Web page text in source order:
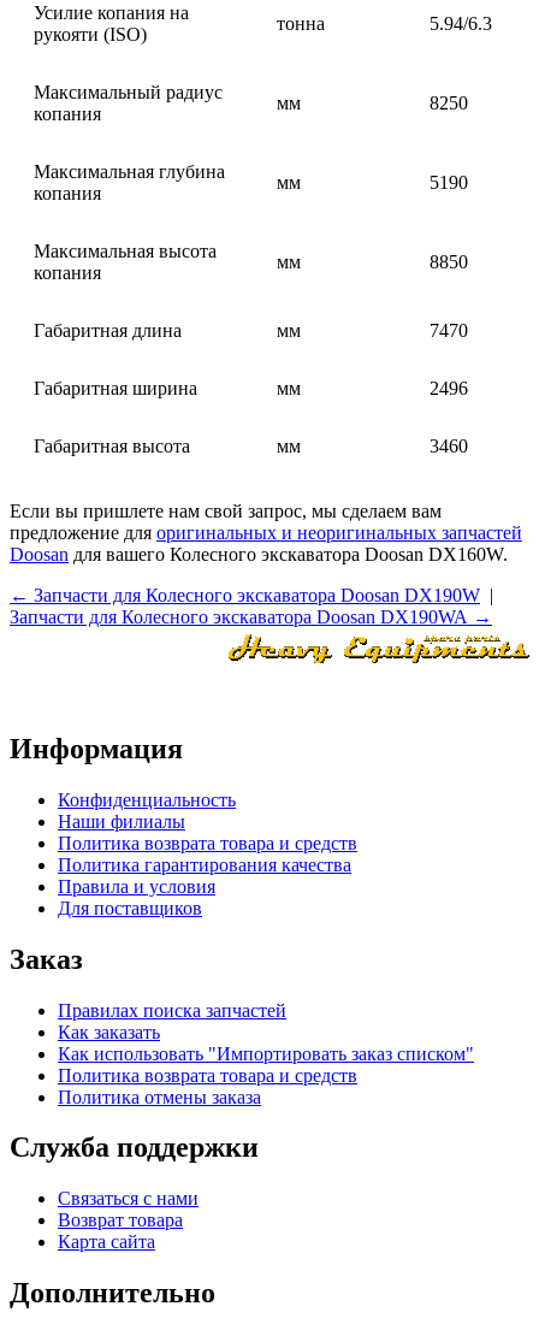
Усилие копания на
рукояти (ISO)
тонна 5.94/6.3
Максимальный радиус
копания
мм 8250
Максимальная глубина
копания
мм 5190
Максимальная высота
копания
мм 8850
Габаритная длина мм 7470
Габаритная ширина мм 2496
Габаритная высота мм 3460
Если вы пришлете нам свой запрос, мы сделаем вам
предложение для оригинальных и неоригинальных запчастей
Doosan для вашего Колесного экскаватора Doosan DX160W.
← Запчасти для Колесного экскаватора Doosan DX190W |
Запчасти для Колесного экскаватора Doosan DX190WA →
Информация
Конфиденциальность
Наши филиалы
Политика возврата товара и средств
Политика гарантирования качества
Правила и условия
Для поставщиков
Заказ
Правилах поиска запчастей
Как заказать
Как использовать "Импортировать заказ списком"
Политика возврата товара и средств
Политика отмены заказа
Служба поддержки
Связаться с нами
Возврат товара
Карта сайта
Дополнительно